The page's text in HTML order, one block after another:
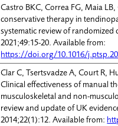
Castro BKC, Correa FG, Maia
conservative therapy in
systematic review of
2021;49:15-20. Available from:
https://doi.org/10.1016/
Clar C, Tsertsvadze A, Court R,
Clinical effectiveness of manual
musculoskeletal and non-
review and update of UK
2014;22(1):12. Available from: